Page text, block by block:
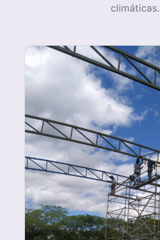
Proyectos a gran
Transformamos espacios
infraestructuras sólidas y
diseñadas para durar y
exigentes.